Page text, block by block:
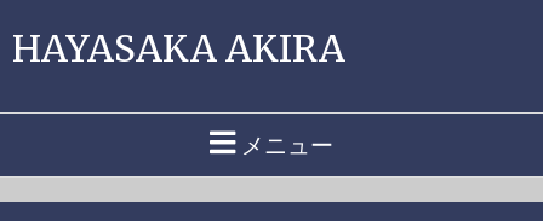
HAYASAKA AKIRA
メニュー